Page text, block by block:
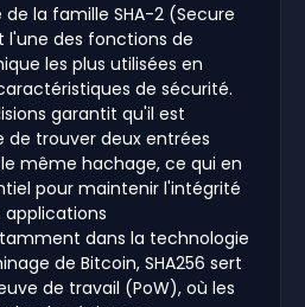
de la famille SHA-2 (Secure
l'une des fonctions de
les plus utilisées en
de sécurité.
garantit qu'il est
de trouver deux entrées
même hachage, ce qui en
pour maintenir l'intégrité
applications
dans la technologie
de Bitcoin, SHA256 sert
de travail (PoW), où les